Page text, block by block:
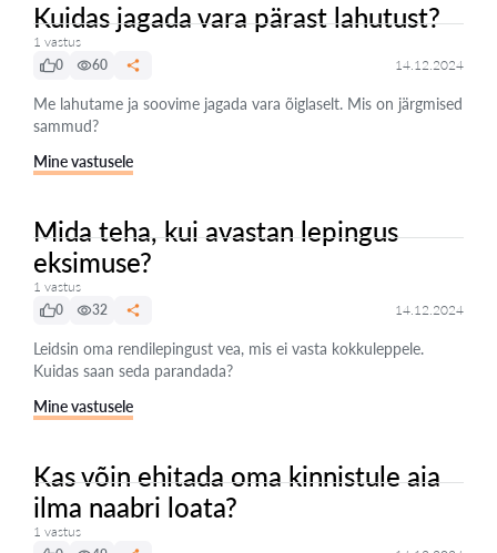
Kuidas jagada vara pärast lahutust?
1 vastus
0
60 14.12.2024
Me lahutame ja soovime jagada vara õiglaselt. Mis on järgmised
sammud?
Mine vastusele
Mida teha, kui avastan lepingus
eksimuse?
1 vastus
0
32 14.12.2024
Leidsin oma rendilepingust vea, mis ei vasta kokkuleppele.
Kuidas saan seda parandada?
Mine vastusele
Kas võin ehitada oma kinnistule aia
ilma naabri loata?
1 vastus